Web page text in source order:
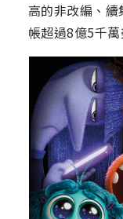
高的非改編、
帳超過8億5千